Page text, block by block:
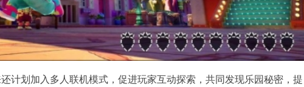
计划加入多人联机模式，促进玩家互动探索，共同发现乐园秘密，提